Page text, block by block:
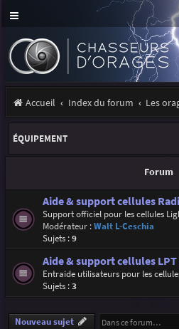
Accueil Index du forum Les
ÉQUIPEMENT
Forum
Aide & support cellules
Support officiel pour les cellules
Modérateur :Walt L-Ceschia
Sujets :9
Aide & support cellules
Entraide utilisateurs pour les
Sujets :3
Nouveau sujet